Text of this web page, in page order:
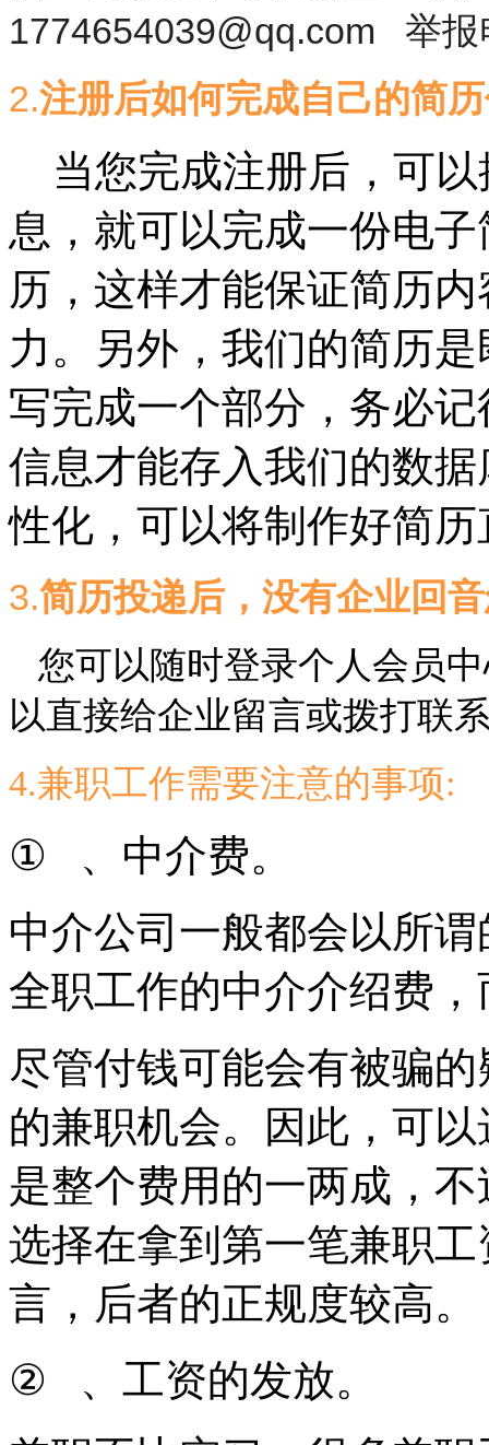
1774654039@qq.com 举报
2.注册后如何完成自己的简
当您完成注册后，可以
息，就可以完成一份电
历，这样才能保证简历
力。另外，我们的简历
写完成一个部分，务必
信息才能存入我们的数
性化，可以将制作好简
3.简历投递后，没有企业回
您可以随时登录个人会员
以直接给企业留言或拨打联
4.兼职工作需要注意的事项:
①
、中介费。
中介公司一般都会以所
全职工作的中介介绍费
尽管付钱可能会有被骗
的兼职机会。因此，可
是整个费用的一两成，
选择在拿到第一笔兼职
言，后者的正规度较高。
②
、工资的发放。